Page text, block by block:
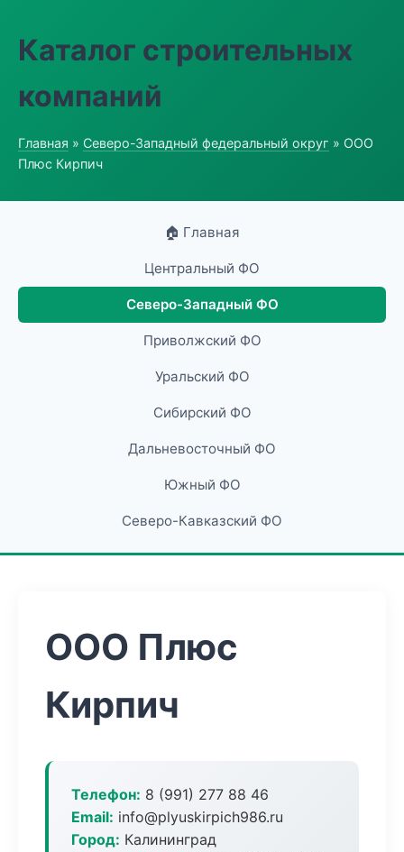
Каталог строительных
компаний
Главная » Северо-Западный федеральный округ » ООО
Плюс Кирпич
🏠 Главная
Центральный ФО
Северо-Западный ФО
Приволжский ФО
Уральский ФО
Сибирский ФО
Дальневосточный ФО
Южный ФО
Северо-Кавказский ФО
ООО Плюс
Кирпич
Телефон: 8 (991) 277 88 46
Email: info@plyuskirpich986.ru
Город: Калининград